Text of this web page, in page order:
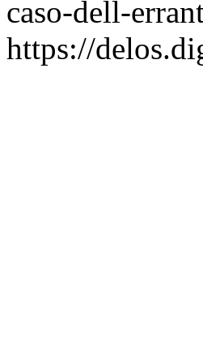
caso-dell-
https://